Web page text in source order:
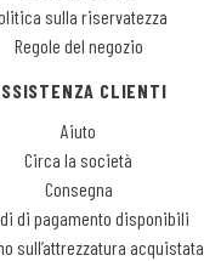
sulla riservatezza
Regole del negozio
CLIENTI
Aiuto
Circa la società
Consegna
di pagamento disponibili
sull’attrezzatura acquistata